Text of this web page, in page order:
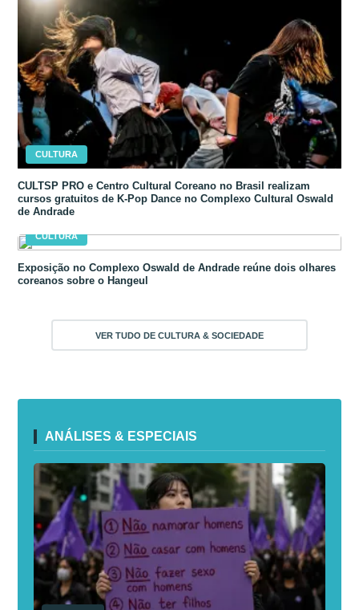
CULTURA
CULTSP PRO e Centro Cultural Coreano no Brasil realizam
cursos gratuitos de K-Pop Dance no Complexo Cultural Oswald
de Andrade
CULTURA
Exposição no Complexo Oswald de Andrade reúne dois olhares
coreanos sobre o Hangeul
VER TUDO DE CULTURA & SOCIEDADE
ANÁLISES & ESPECIAIS